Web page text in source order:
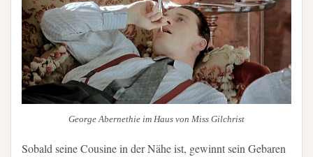
George Abernethie im Haus von Miss Gilchrist
Sobald seine Cousine in der Nähe ist, gewinnt sein Gebaren